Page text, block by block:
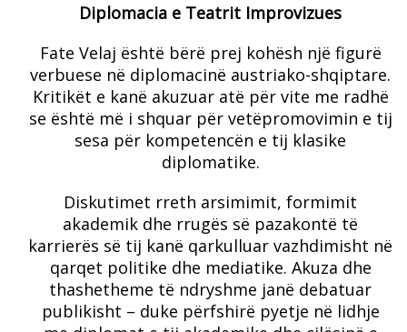
Diplomacia e Teatrit Improvizues
Fate Velaj është bërë prej kohësh një figurë
verbuese në diplomacinë austriako-shqiptare.
Kritikët e kanë akuzuar atë për vite me radhë
se është më i shquar për vetëpromovimin e tij
sesa për kompetencën e tij klasike
diplomatike.
Diskutimet rreth arsimimit, formimit
akademik dhe rrugës së pazakontë të
karrierës së tij kanë qarkulluar vazhdimisht në
qarqet politike dhe mediatike. Akuza dhe
thashetheme të ndryshme janë debatuar
publikisht – duke përfshirë pyetje në lidhje